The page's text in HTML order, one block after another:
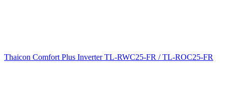
Thaicon Comfort Plus Inverter TL-RWC25-FR / TL-ROC25-FR